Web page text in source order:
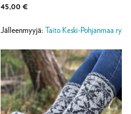
Arvostelu
3 / 5
45,00 €
Jälleenmyyjä: Taito Keski-Pohjanmaa ry